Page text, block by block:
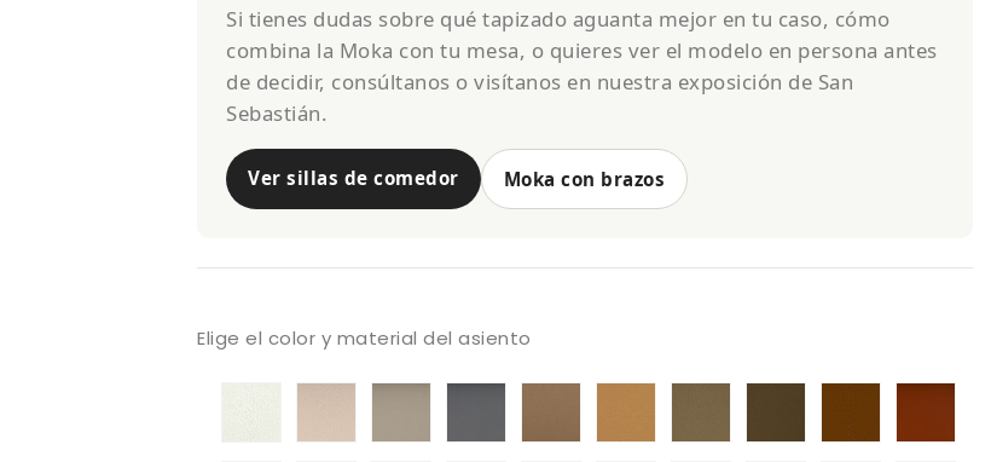
Si tienes dudas sobre qué tapizado aguanta mejor en tu caso, cómo
combina la Moka con tu mesa, o quieres ver el modelo en persona antes
de decidir, consúltanos o visítanos en nuestra exposición de San
Sebastián.
Ver sillas de comedor Moka con brazos
Elige el color y material del asiento
ValenciaValenciaTaupe
A
Valencia.CashmereBeige
Valencia-terracotta
A